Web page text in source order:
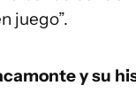
juego”.
y su